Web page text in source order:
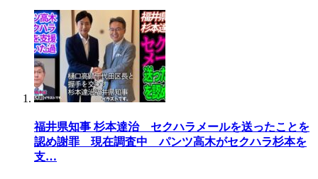
福井県知事 杉本達治 セクハラメールを送ったことを
認め謝罪 現在調査中 パンツ高木がセクハラ杉本を
支…